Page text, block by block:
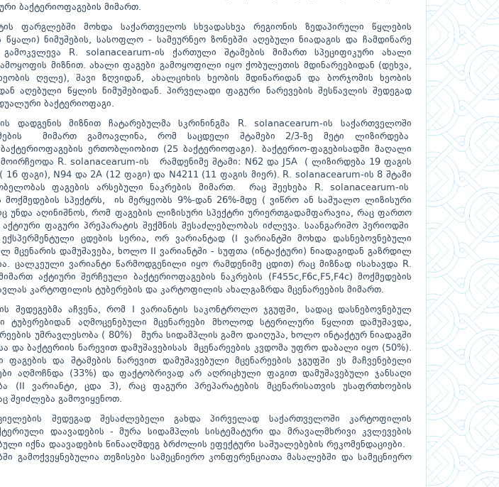
ბაქტერიოფაგების მიმართ.
ფარგლებში მოხდა საქართველოს სხვადასხვა რეგიონის ზედაპირული წყლების
წყალი) ნიმუშების, სასოფლო - სამეურნეო ზონებში აღებული ნიადაგის და ჩამდინარე
გამოკვლევა R. solanacearum-ის ქართული შტამების მიმართ სპეციფიკური ახალი
მიზნით. ახალი ფაგები გამოყოფილი იყო ქობულეთის მდინარეებიდან (დეხვა,
ღელე), შავი ზღვიდან, ახალციხის ხეობის მდინარიდან და ბორჯომის ხეობის
აღებული წყლის ნიმუშებიდან. პირველადი ფაგური ნარევების შესწავლის შედეგად
ბაქტერიოფაგი.
დადგენის მიზნით ჩატარებულმა სკრინინგმა R. solanacearum-ის საქართველოში
მიმართ გამოავლინა, რომ საცდელი შტამები 2/3-ზე მეტი ლიზირდება
ერთობლიობით (25 ბაქტერიოფაგი). ბაქტერიო-ფაგებისადმი მაღალი
R. solanacearum-ის რამდენიმე შტამი: N62 და J5A ( ლიზირდება 19 ფაგის
16 ფაგი), N94 და 2A (12 ფაგი) და N4211 (11 ფაგის მიერ). R. solanacearum-ის 8 შტამი
ფაგების არსებული ნაკრების მიმართ. რაც შეეხება R. solanacearum-ის
მოქმედების სპექტრს, ის მერყეობს 9%-დან 26%-მდე ( ვიწრო ან საშუალო ლიზისური
უნდა აღინიშნოს, რომ ფაგების ლიზისური სპექტრი ურიერთგადამფარავია, რაც ფართო
ფაგური პრეპარატის შექმნის შესაძლებლობას იძლევა. საანგარიშო პერიოდში
ცდების სერია, ორ ვარიანტად (I ვარიანტში მოხდა დასნებოვნებული
მცენარის დამუშავება, ხოლო II ვარიანტში - სუფთა (ინტაქტური) ნიადაგიდან გაზრდილ
ცალკეული ვარიანტი წარმოდგენილი იყო რამდენიმე ცდით) რაც მიზნად ისახავდა R.
აქტიური შერჩეული ბაქტერიოფაგების ნაკრების (F455c,F6c,F5,F4c) მოქმედების
კარტოფილის ტუბერების და კარტოფილის ახალგაზრდა მცენარეების მიმართ.
შედეგებმა აჩვენა, რომ I ვარიანტის საკონტროლო ჯგუფში, სადაც დასნებოვნებულ
ტუბერებიდან აღმოცენებული მცენარეები მხოლოდ სტერილური წყლით დამუშავდა,
უმრავლესობა ( 80%) მურა სიდამპლის გამო დაიღუპა, ხოლო ინტაქტურ ნიადაგში
და ბაქტერიის ნარევით დამუშავებისას მცენარეების კვდომა უფრო დაბალი იყო (50%).
და შტამების ნარევით დამუშავებული მცენარეების ჯგუფში ეს მაჩვენებელი
აღმოჩნდა (33%) და ფაქტობრივად არ აღრიცხული ფაგით დამუშავებული ჯანსაღი
(II ვარიანტი, ცდა 3), რაც ფაგური პრეპარატების მცენარისათვის უსაფრთხოების
შეიძლება გამოვიყენოთ.
შედეგად შესაძლებელი გახდა პირველად საქართველოში კარტოფილის
დაავადების - მურა სიდამპლის სისტემატური და მრავალმხრივი კვლევების
იქნა დაავადების წინააღმდეგ ბრძოლის ეფექტური საშუალებების რეკომენდაციები.
გამოქვეყნებულია თეზისები სამეცნიერო კონფერენციათა მასალებში და სამეცნიერო